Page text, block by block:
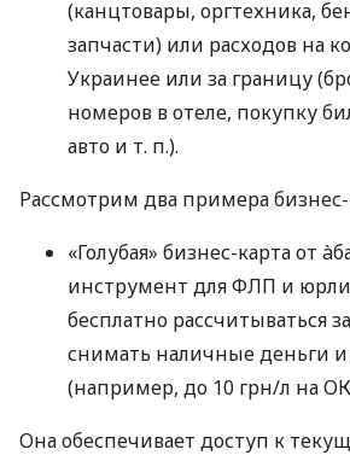
(канцтовары, оргтехника,
запчасти) или расходов на
Украинее или за границу
номеров в отеле, покупку
авто и т. п.).
Рассмотрим два примера бизнес-
«Голубая» бизнес-карта от
инструмент для ФЛП и
бесплатно рассчитываться
снимать наличные деньги
(например, до 10 грн/л на
Она обеспечивает доступ к